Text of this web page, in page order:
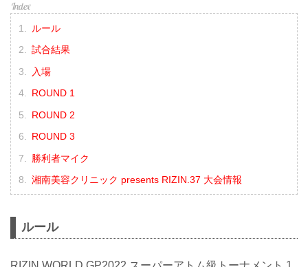
ルール
試合結果
入場
ROUND 1
ROUND 2
ROUND 3
勝利者マイク
湘南美容クリニック presents RIZIN.37 大会情報
ルール